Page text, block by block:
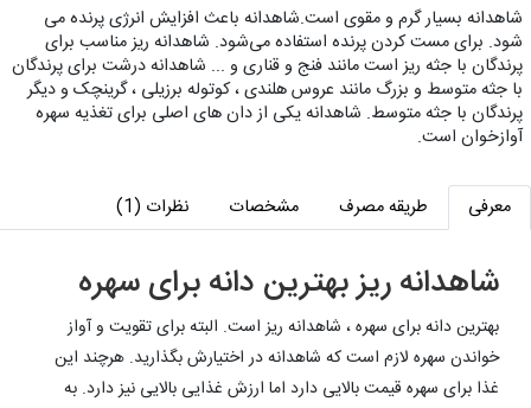
شاهدانه بسیار گرم و مقوی است.شاهدانه باعث افزایش انرژی پرنده می
شود. برای مست کردن پرنده استفاده می‌شود. شاهدانه ریز مناسب برای
پرندگان با جثه ریز است مانند فنج و قناری و ... شاهدانه درشت برای پرندگان
با جثه متوسط و بزرگ مانند عروس هلندی ، کوتوله برزیلی ، گرینچک و دیگر
پرندگان با جثه متوسط. شاهدانه یکی از دان های اصلی برای تغذیه سهره
آوازخوان است.
معرفی طریقه مصرف مشخصات نظرات (1)
شاهدانه ریز بهترین دانه برای سهره
بهترین دانه برای سهره ، شاهدانه ریز است. البته برای تقویت و آواز
خواندن سهره لازم است که شاهدانه در اختیارش بگذارید. هرچند این
غذا برای سهره قیمت بالایی دارد اما ارزش غذایی بالایی نیز دارد. به